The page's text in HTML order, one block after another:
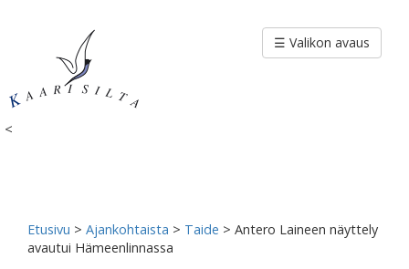
<
☰ Valikon avaus
Etusivu > Ajankohtaista > Taide > Antero Laineen näyttely
avautui Hämeenlinnassa